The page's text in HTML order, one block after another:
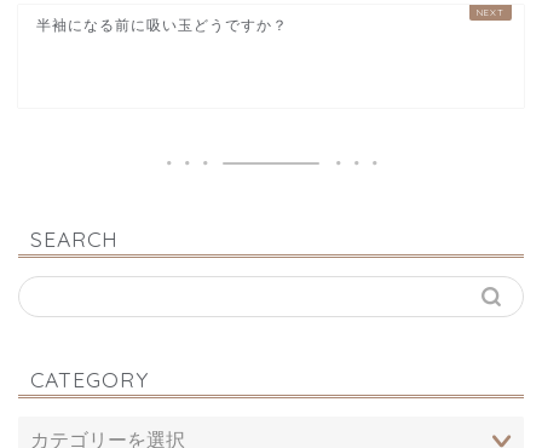
半袖になる前に吸い玉どうですか？
SEARCH
CATEGORY